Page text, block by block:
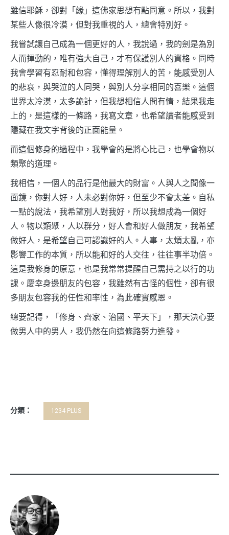
雖信耶穌，卻對「緣」這佛家思想有點同意。所以，我對
某些人像很冷漠，但對我重視的人，總會特別好。
我嘗試讓自己成為一個更好的人，我說過，我的劍是為別
人而揮動的，唯有強大自己，才有保護別人的資格。同時
我會學習有忍耐和包容，懂得理解別人的苦，能感受別人
的悲哀，與哭泣的人同哭，與別人分享相同的喜樂。這個
世界太冷漠，太多詭計，但我想相信人間有情，結果我走
上的，是這樣的一條路，我寫文章，也希望讀者能感受到
隱藏在我文字背後的正面能量。
而這個修身的過程中，我學會的是將心比己，也學會物以
類聚的道理。
我相信，一個人的品行是他最大的財富。人與人之間像一
面鏡，你對人好，人未必對你好，但至少不會太差。自私
一點的說法，我希望別人對我好，所以我想成為一個好
人。物以類聚，人以群分，好人會和好人做朋友，我希望
做好人，是希望自己可認識好的人。人事，太煩太亂，亦
影響工作的本質，所以能和好的人交往，往往事半功倍。
這是我修身的原意，也是我常常提醒自己需持之以行的功
課。慶幸身邊朋友的包容，我雖然有古怪的個性，卻有很
多朋友包容我的任性和率性，為此確實感恩。
總要記得，「修身、齊家、治國、平天下」，那天決心要
做男人中的男人，我仍然在向這條路努力進發。
分類： 1234 PLUS